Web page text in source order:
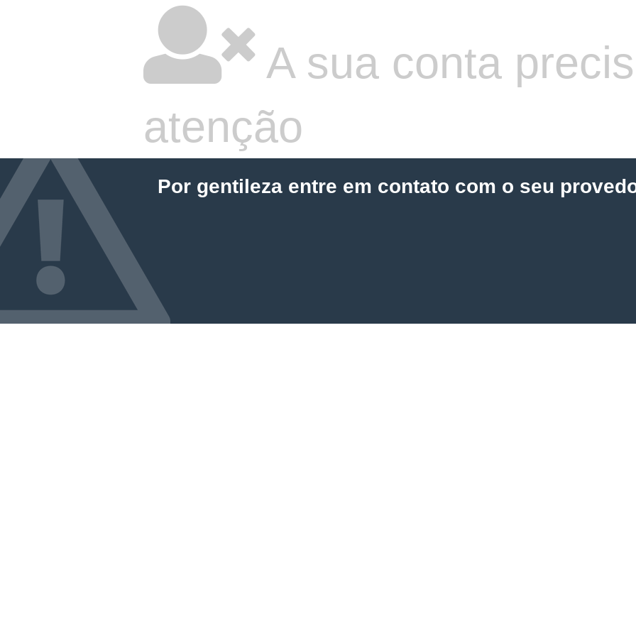
A sua conta
atenção
Por gentileza entre em contato com o seu